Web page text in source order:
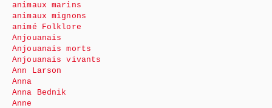
animaux marins
animaux mignons
animé Folklore
Anjouanais
Anjouanais morts
Anjouanais vivants
Ann Larson
Anna
Anna Bednik
Anne